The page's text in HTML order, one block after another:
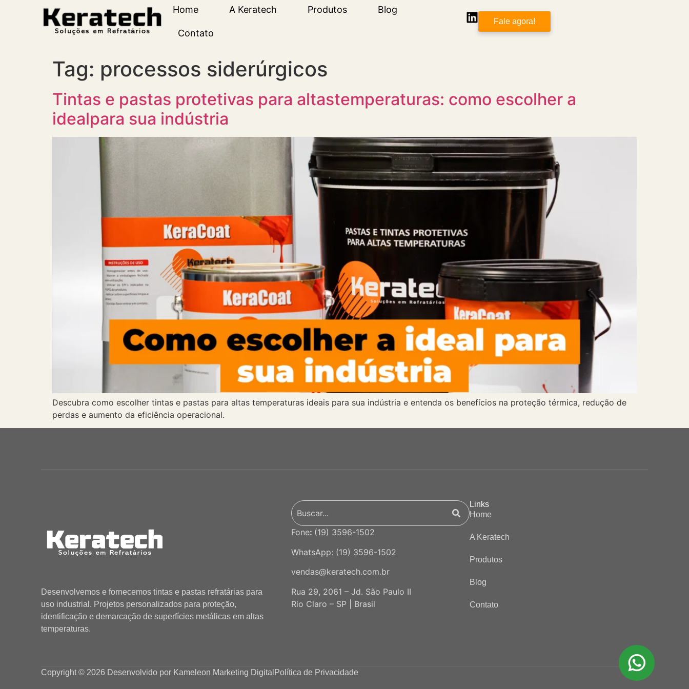
Home A Keratech Produtos Blog
Contato
Fale agora!
Tag: processos siderúrgicos
Tintas e pastas protetivas para altastemperaturas: como escolher a
idealpara sua indústria
Descubra como escolher tintas e pastas para altas temperaturas ideais para sua indústria e entenda os benefícios na proteção térmica, redução de
perdas e aumento da eficiência operacional.
Desenvolvemos e fornecemos tintas e pastas refratárias para
uso industrial. Projetos personalizados para proteção,
identificação e demarcação de superfícies metálicas em altas
temperaturas.
Fone: (19) 3596-1502
WhatsApp: (19) 3596-1502
vendas@keratech.com.br
Rua 29, 2061 – Jd. São Paulo II
Rio Claro – SP | Brasil
Links
Home
A Keratech
Produtos
Blog
Contato
Copyright © 2026 Desenvolvido por Kameleon Marketing Digital Política de Privacidade